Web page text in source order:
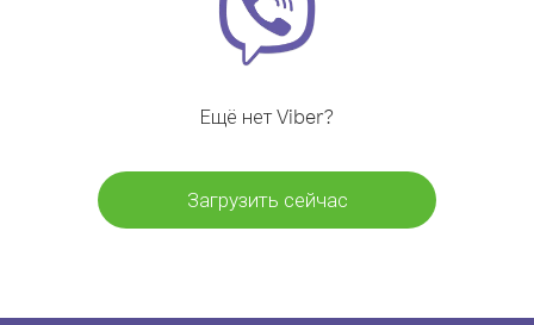
Ещё нет Viber?
Загрузить сейчас